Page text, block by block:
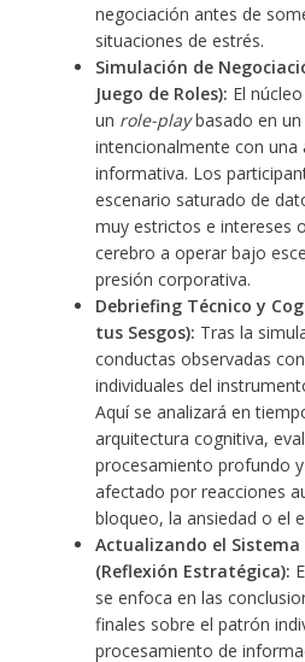
negociación antes de
situaciones de estrés.
Simulación de
Juego de Roles): El
un role-playbasado en un
intencionalmente con una
informativa. Los
escenario saturado de
muy estrictos e intereses
cerebro a operar bajo
presión corporativa.
Debriefing Técnico y
tus Sesgos): Tras la
conductas observadas
individuales del
Aquí se analizará en
arquitectura cognitiva,
procesamiento profundo
afectado por reacciones
bloqueo, la ansiedad o el
Actualizando el
(Reflexión Estratégica):
se enfoca en las
finales sobre el patrón
procesamiento de